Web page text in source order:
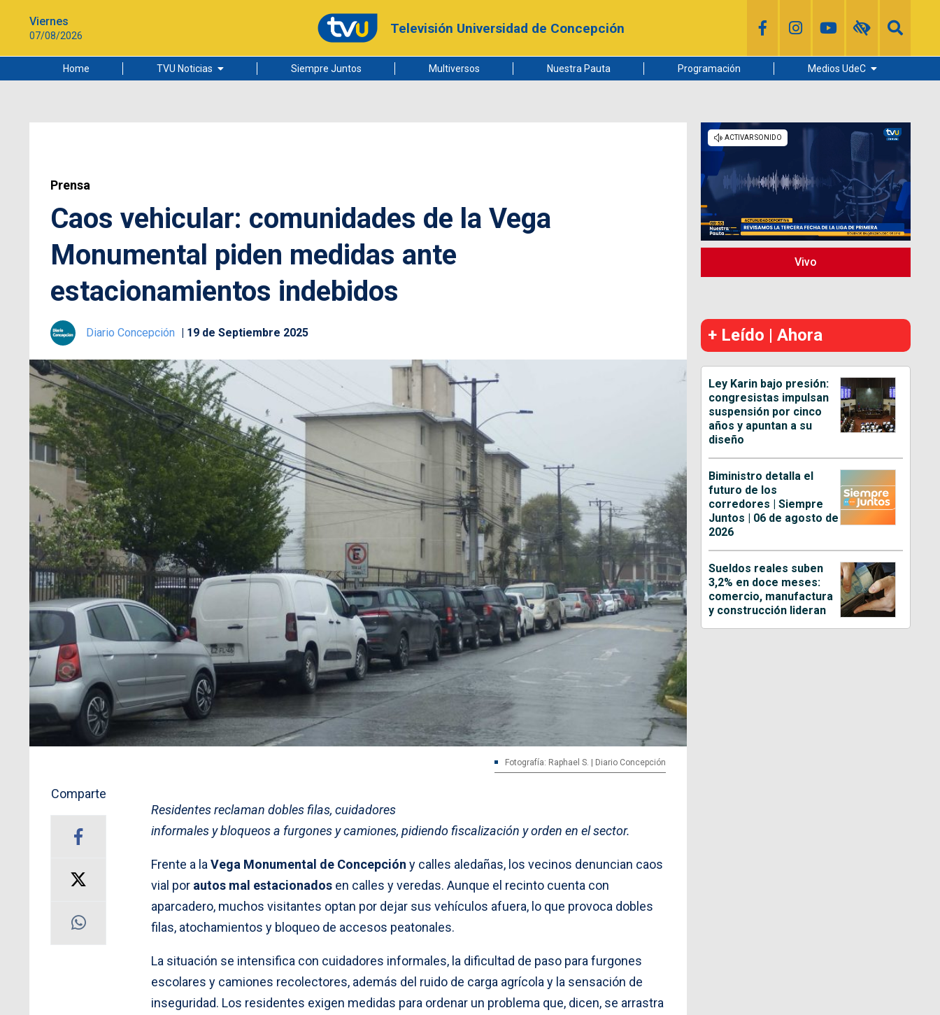
Viernes
07/08/2026 Televisión Universidad de Concepción
Home TVU Noticias
Ciudad
Siempre Juntos Multiversos Nuestra Pauta Programación Medios UdeC
Radio UdeC
Noticias UdeC
La Discusión
Prensa
Caos vehicular: comunidades de la Vega
Monumental piden medidas ante
estacionamientos indebidos
Diario Concepción 19 de Septiembre 2025
Fotografía: Raphael S. | Diario Concepción
Comparte
Residentes reclaman dobles filas, cuidadores
informales y bloqueos a furgones y camiones, pidiendo fiscalización y orden en el sector.
Frente a la Vega Monumental de Concepción y calles aledañas, los vecinos denuncian caos
vial por autos mal estacionados en calles y veredas. Aunque el recinto cuenta con
aparcadero, muchos visitantes optan por dejar sus vehículos afuera, lo que provoca dobles
filas, atochamientos y bloqueo de accesos peatonales.
La situación se intensifica con cuidadores informales, la dificultad de paso para furgones
escolares y camiones recolectores, además del ruido de carga agrícola y la sensación de
inseguridad. Los residentes exigen medidas para ordenar un problema que, dicen, se arrastra
Vivo
+ Leído | Ahora
Ley Karin bajo presión:
congresistas impulsan
suspensión por cinco
años y apuntan a su
diseño
Biministro detalla el
futuro de los
corredores | Siempre
Juntos | 06 de agosto de
2026
Sueldos reales suben
3,2% en doce meses:
comercio, manufactura
y construcción lideran